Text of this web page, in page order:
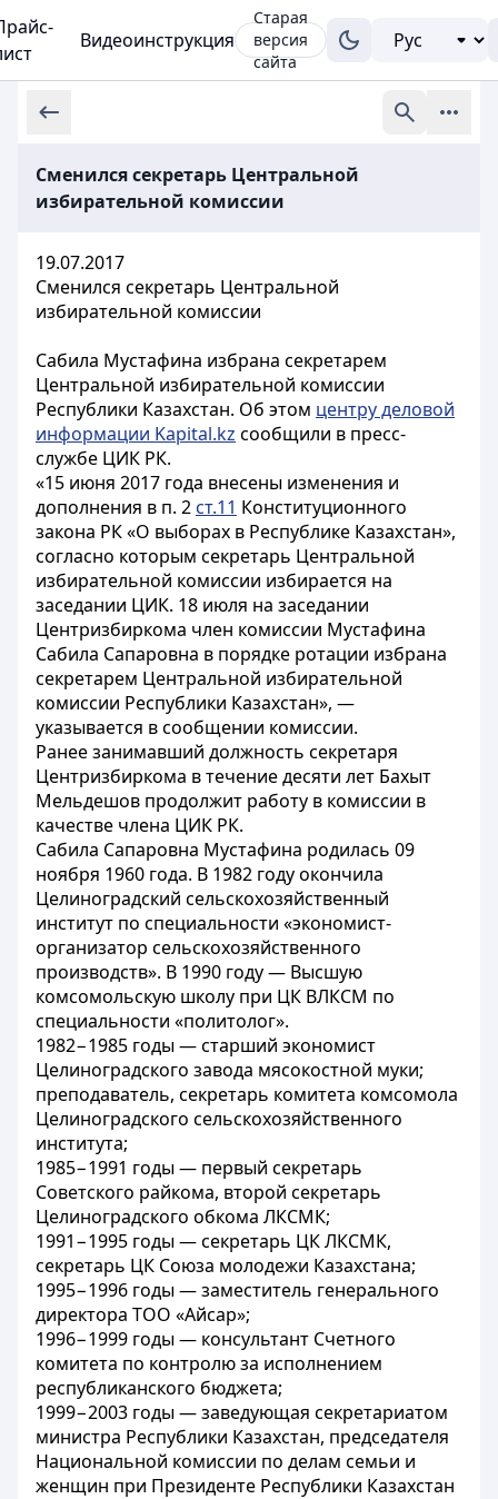
Видеоинструкция
Старая
версия
сайта
Сменился секретарь Центральной
избирательной комиссии
19.07.2017
Сменился секретарь Центральной
избирательной комиссии
Сабила Мустафина избрана секретарем
Центральной избирательной комиссии
Республики Казахстан. Об этом центру деловой
информации Kapital.kz сообщили в пресс-
службе ЦИК РК.
«15 июня 2017 года внесены изменения и
дополнения в п. 2 ст.11 Конституционного
закона РК «О выборах в Республике Казахстан»,
согласно которым секретарь Центральной
избирательной комиссии избирается на
заседании ЦИК. 18 июля на заседании
Центризбиркома член комиссии Мустафина
Сабила Сапаровна в порядке ротации избрана
секретарем Центральной избирательной
комиссии Республики Казахстан», —
указывается в сообщении комиссии.
Ранее занимавший должность секретаря
Центризбиркома в течение десяти лет Бахыт
Мельдешов продолжит работу в комиссии в
качестве члена ЦИК РК.
Сабила Сапаровна Мустафина родилась 09
ноября 1960 года. В 1982 году окончила
Целиноградский сельскохозяйственный
институт по специальности «экономист-
организатор сельскохозяйственного
производств». В 1990 году — Высшую
комсомольскую школу при ЦК ВЛКСМ по
специальности «политолог».
1982−1985 годы — старший экономист
Целиноградского завода мясокостной муки;
преподаватель, секретарь комитета комсомола
Целиноградского сельскохозяйственного
института;
1985−1991 годы — первый секретарь
Советского райкома, второй секретарь
Целиноградского обкома ЛКСМК;
1991−1995 годы — секретарь ЦК ЛКСМК,
секретарь ЦК Союза молодежи Казахстана;
1995−1996 годы — заместитель генерального
директора ТОО «Айсар»;
1996−1999 годы — консультант Счетного
комитета по контролю за исполнением
республиканского бюджета;
1999−2003 годы — заведующая секретариатом
министра Республики Казахстан, председателя
Национальной комиссии по делам семьи и
женщин при Президенте Республики Казахстан